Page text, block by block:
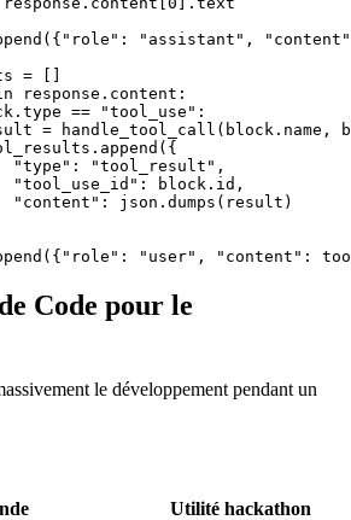
"assistant",
= []
response.content:
== "tool_use":
= handle_tool_call(block.name,
"type": "tool_result",
"tool_use_id": block.id,
"content": json.dumps(result)
Code pour le
le développement pendant un
Utilité hackathon